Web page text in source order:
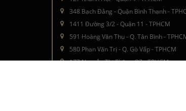
348 Bạch Đằng - Quận Bình Thạnh -
1411 Đường 3/2 - Quận 11 - TPHCM
591 Hoàng Văn Thụ - Q. Tân Bình -
580 Phan Văn Trị - Q. Gò Vấp - TPHCM
177 Nguyễn Thị Thập - Q7 - TPHCM